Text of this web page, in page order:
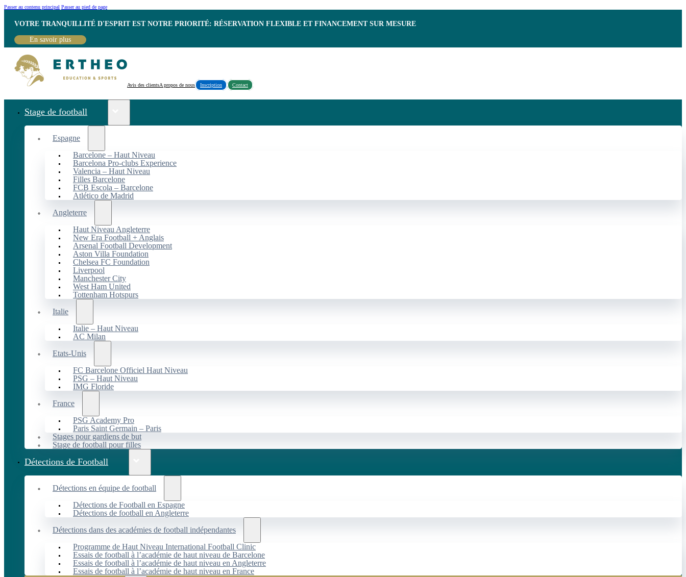
Passer au contenu principal Passer au pied de page
VOTRE TRANQUILLITÉ D'ESPRIT EST NOTRE PRIORITÉ: RÉSERVATION FLEXIBLE ET FINANCEMENT SUR MESURE
En savoir plus
Avis des clientsA propos de nous Inscription Contact
Stage de football
Espagne
Barcelone – Haut Niveau
Barcelona Pro-clubs Experience
Valencia – Haut Niveau
Filles Barcelone
FCB Escola – Barcelone
Atlético de Madrid
Angleterre
Haut Niveau Angleterre
New Era Football + Anglais
Arsenal Football Development
Aston Villa Foundation
Chelsea FC Foundation
Liverpool
Manchester City
West Ham United
Tottenham Hotspurs
Italie
Italie – Haut Niveau
AC Milan
Etats-Unis
FC Barcelone Officiel Haut Niveau
PSG – Haut Niveau
IMG Floride
France
PSG Academy Pro
Paris Saint Germain – Paris
Stages pour gardiens de but
Stage de football pour filles
Détections de Football
Détections en équipe de football
Détections de Football en Espagne
Détections de football en Angleterre
Détections dans des académies de football indépendantes
Programme de Haut Niveau International Football Clinic
Essais de football à l’académie de haut niveau de Barcelone
Essais de football à l’académie de haut niveau en Angleterre
Essais de football à l’académie de haut niveau en France